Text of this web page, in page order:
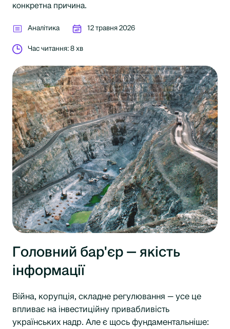
конкретна причина.
Аналітика 12 травня 2026
Час читання: 8 хв
Головний бар'єр — якість
інформації
Війна, корупція, складне регулювання — усе це
впливає на інвестиційну привабливість
українських надр. Але є щось фундаментальніше: